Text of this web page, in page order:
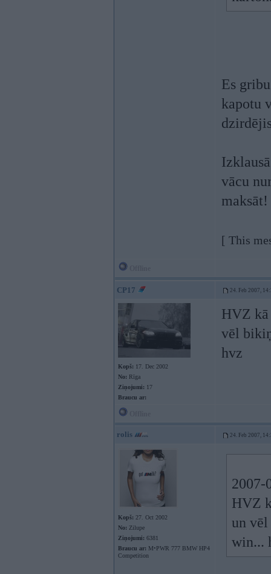
Es
kapotu
vācu
maksāt!
[ This
CP17 24. Feb 2007,
Kopš: 17. Dec 2002
No: Rīga
Ziņojumi: 17
Braucu ar:
HVZ kā
vēl
hvz
rolis 24. Feb 2007,
Kopš: 27. Oct 2002
No: Zilupe
Ziņojumi: 6381
Braucu ar: M•PWR 777 BMW HP4
Competition
2007-
HVZ
un
win...